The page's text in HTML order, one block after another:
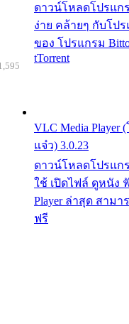
ดาวน์โหลดโปรแกร
ง่าย คล้ายๆ กับโป
ของ โปรแกรม
tTorrent
VLC Media
แจ๋ว) 3.0.23
ดาวน์โหลดโปรแกร
ใช้ เปิดไฟล์ ดูหนัง
Player ล่าสุด สามา
ฟรี